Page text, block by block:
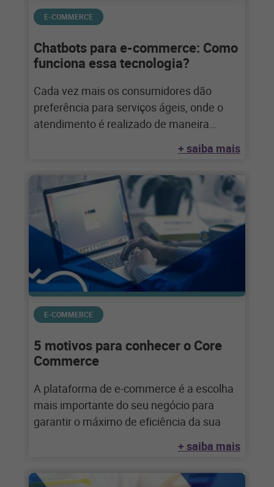
E-COMMERCE
Chatbots para e-commerce: Como
funciona essa tecnologia?
Cada vez mais os consumidores dão
preferência para serviços ágeis, onde o
atendimento é realizado de maneira
+ saiba mais
E-COMMERCE
5 motivos para conhecer o Core
Commerce
A plataforma de e-commerce é a escolha
mais importante do seu negócio para
garantir o máximo de eficiência da sua
+ saiba mais